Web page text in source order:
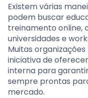
Existem várias
podem buscar
treinamento online,
universidades e
Muitas
iniciativa de
interna para
sempre prontas
mercado.